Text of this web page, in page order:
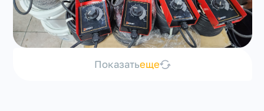
Показатьеще